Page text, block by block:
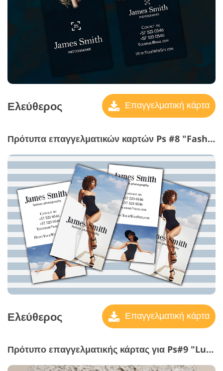
Ελεύθερος Επαγγελματική κάρτα
Πρότυπα επαγγελματικών καρτών Ps #8 "Fashionable Look"
Ελεύθερος Επαγγελματική κάρτα
Πρότυπο επαγγελματικής κάρτας για Ps#9 "Luxury"